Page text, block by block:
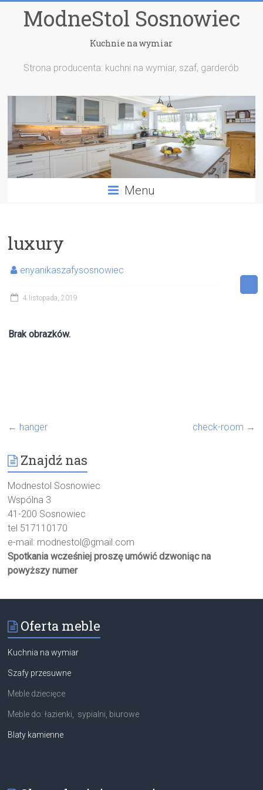
ModneStol Sosnowiec
Kuchnie na wymiar
Strona producenta: kuchni na wymiar, szaf, garderób
Menu
luxury
enyanikaszafysosnowiec
4 listopada, 2019
Brak obrazków.
← hanger check-room →
Znajdź nas
Modnestol Sosnowiec
Wspólna 3
41-200 Sosnowiec
tel 517110170
e-mail: modnestol@gmail.com
Spotkania wcześniej proszę umówić dzwoniąc na
powyższy numer
Oferta meble
Kuchnia na wymiar
Szafy przesuwne
Meble dziecięce
Meble do: łazienki, sypialni, biurowe
Blaty kamienne